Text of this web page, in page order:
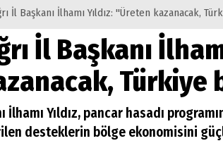
Ekmek Fiyatlarına Zam
çocukların sırtındaki ağır yük
ve HÜKÜMET
CADDESİ YAZ BOZ TAHTASI
İl Başkanı İlhamı Yıldız: "Üreten kazanacak,
İl Başkanı
Türkiye
İlhamı Yıldız, pancar hasadı
desteklerin bölge ekonomisini